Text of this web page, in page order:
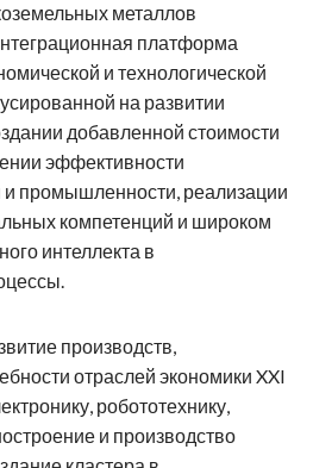
металлов
платформа
и технологической
на развитии
добавленной стоимости
эффективности
и промышленности, реализации
компетенций и широком
интеллекта в
производств,
отраслей экономики XXI
робототехнику,
и производство